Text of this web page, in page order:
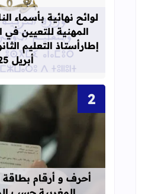
لوائح نهائية بأسماء
المهنية للتعيين في
إطارأستاذ التعليم
أبريل 2025
أحرف و أرقام بطاقة